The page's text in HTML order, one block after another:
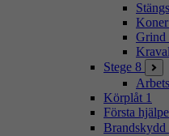
Koner
Grind
Stege 8
Körplåt 1
Första
Brandskydd